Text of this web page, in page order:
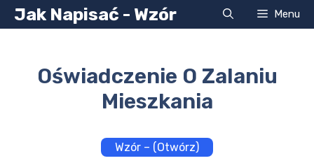
Przejdź
do
Jak Napisać - Wzór Menu
Oświadczenie O Zalaniu
Mieszkania
Wzór – (Otwórz)